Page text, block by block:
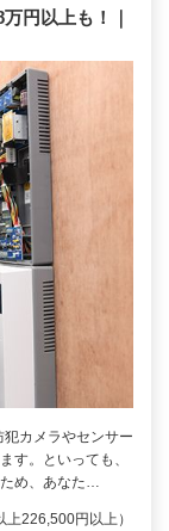
円以上も！｜
カメラやセンサー
す。といっても、
め、あなた…
226,500円以上）